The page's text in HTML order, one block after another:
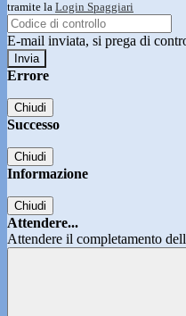
tramite la Login Spaggiari
E-mail inviata, si prega di
Errore
Chiudi
Successo
Chiudi
Informazione
Chiudi
Attendere...
Attendere il completamento